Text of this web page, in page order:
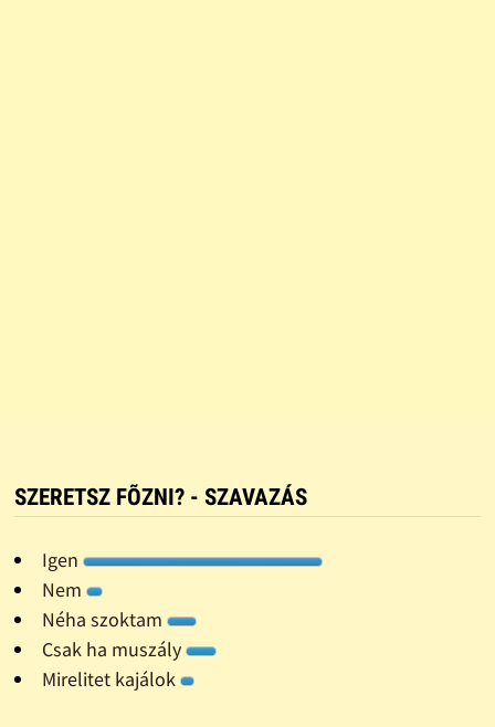
SZERETSZ FÕZNI? - SZAVAZÁS
Igen
Nem
Néha szoktam
Csak ha muszály
Mirelitet kajálok